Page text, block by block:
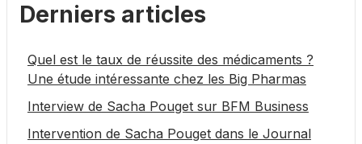
Derniers articles
Quel est le taux de réussite des médicaments ?
Une étude intéressante chez les Big Pharmas
Interview de Sacha Pouget sur BFM Business
Intervention de Sacha Pouget dans le Journal